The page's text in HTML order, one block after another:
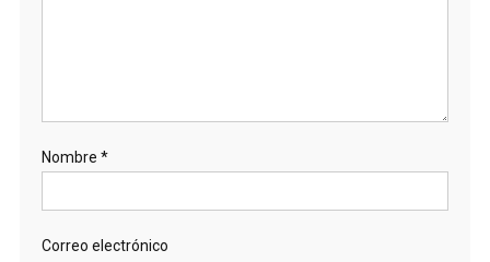
Nombre *
Correo electrónico